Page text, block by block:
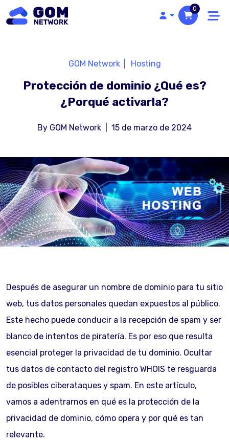
0
Protección de dominio ¿Qué es?
¿Porqué activarla?
GOM Network Hosting
By GOM Network 15 de marzo de 2024
Después de asegurar un nombre de dominio para tu sitio
web, tus datos personales quedan expuestos al público.
Este hecho puede conducir a la recepción de spam y ser
blanco de intentos de piratería. Es por eso que resulta
esencial proteger la privacidad de tu dominio. Ocultar
tus datos de contacto del registro WHOIS te resguarda
de posibles ciberataques y spam. En este artículo,
vamos a adentrarnos en qué es la protección de la
privacidad de dominio, cómo opera y por qué es tan
relevante.